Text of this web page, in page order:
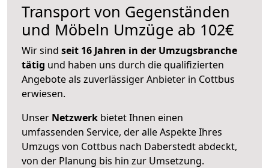
Transport von Gegenständen
und Möbeln Umzüge ab 102€
Wir sind seit 16 Jahren in der Umzugsbranche
tätig und haben uns durch die qualifizierten
Angebote als zuverlässiger Anbieter in Cottbus
erwiesen.
Unser Netzwerk bietet Ihnen einen
umfassenden Service, der alle Aspekte Ihres
Umzugs von Cottbus nach Daberstedt abdeckt,
von der Planung bis hin zur Umsetzung.